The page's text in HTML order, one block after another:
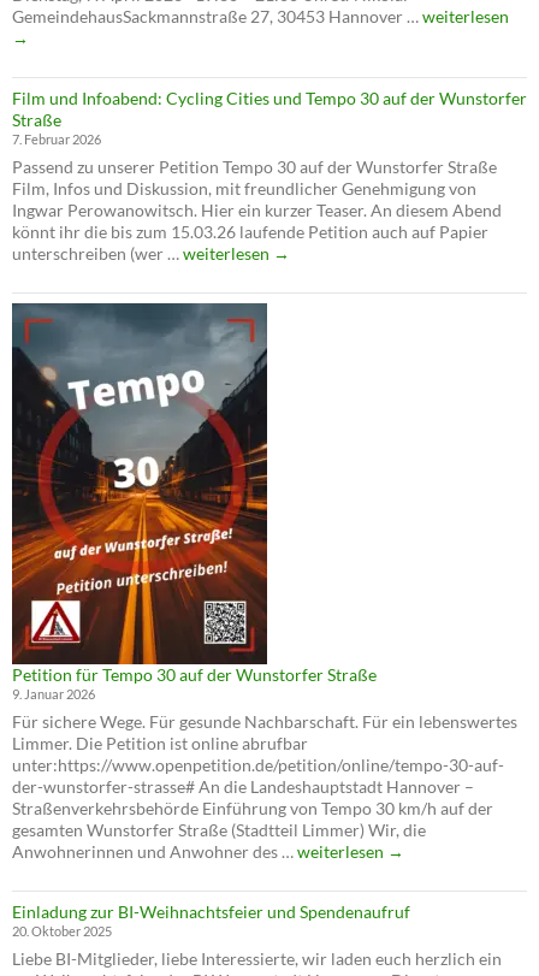
GemeindehausSackmannstraße 27, 30453 Hannover …Alles
Zeit
–
ist
jetzt!
weiterlesen
→
Film und Infoabend: Cycling Cities und Tempo 30 auf der Wunstorfer
Straße
7. Februar 2026
Passend zu unserer Petition Tempo 30 auf der Wunstorfer Straße
Film, Infos und Diskussion, mit freundlicher Genehmigung von
Ingwar Perowanowitsch. Hier ein kurzer Teaser. An diesem Abend
könnt ihr die bis zum 15.03.26 laufende Petition auch auf Papier
unterschreiben (wer …Film
Infoabend:
Cycling
Cities
und
Tempo
30
auf
der
Wunstorfer
Straße
weiterlesen →
Petition für Tempo 30 auf der Wunstorfer Straße
9. Januar 2026
Für sichere Wege. Für gesunde Nachbarschaft. Für ein lebenswertes
Limmer. Die Petition ist online abrufbar
unter:https://www.openpetition.de/petition/online/tempo-30-auf-
der-wunstorfer-strasse# An die Landeshauptstadt Hannover –
Straßenverkehrsbehörde Einführung von Tempo 30 km/h auf der
gesamten Wunstorfer Straße (Stadtteil Limmer) Wir, die
Anwohnerinnen und Anwohner des …Petition
Tempo
30
der
weiterlesen →
Einladung zur BI-Weihnachtsfeier und Spendenaufruf
20. Oktober 2025
Liebe BI-Mitglieder, liebe Interessierte, wir laden euch herzlich ein